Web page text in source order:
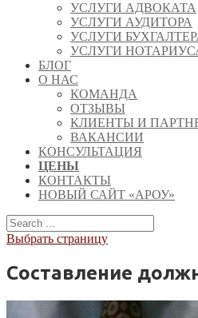
УСЛУГИ АДВОКАТА
УСЛУГИ АУДИТОРА
УСЛУГИ
УСЛУГИ
БЛОГ
О НАС
КОМАНДА
ОТЗЫВЫ
КЛИЕНТЫ И
ВАКАНСИИ
КОНСУЛЬТАЦИЯ
ЦЕНЫ
КОНТАКТЫ
НОВЫЙ САЙТ «АРОУ»
Выбрать страницу
Составление